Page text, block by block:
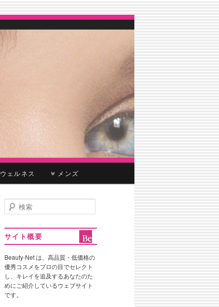
ウェルネス メンズ
検
索
サイト概要
Beauty-Net は、高品質・低価格の
優秀コスメをプロの目でセレクト
し、キレイを追及するあなたのた
めにご紹介しているウェブサイト
です。